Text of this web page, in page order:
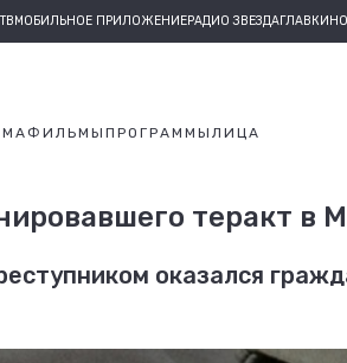
МОБИЛЬНОЕ ПРИЛОЖЕНИЕРАДИО ЗВЕЗДАГЛАВКИНО
ФИЛЬМЫ ПРОГРАММЫ ЛИЦА
теракт в
оказался